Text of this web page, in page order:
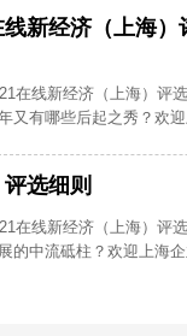
新经济（上海）
在线新经济（上海）评
又有哪些后起之秀？欢
选细则
在线新经济（上海）评
的中流砥柱？欢迎上海